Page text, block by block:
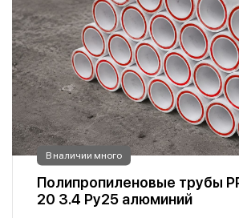
В наличии много
Полипропиленовые трубы
20 3.4 Ру25 алюминий